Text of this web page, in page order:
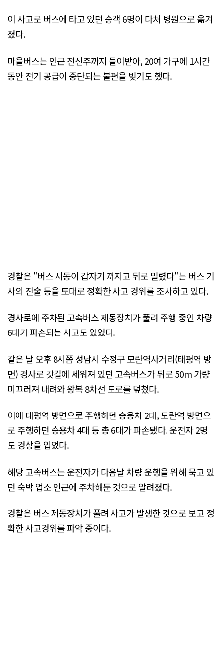
이 사고로 버스에 타고 있던 승객 6명이 다쳐 병원으로 옮겨
졌다.
마을버스는 인근 전신주까지 들이받아, 20여 가구에 1시간
동안 전기 공급이 중단되는 불편을 빚기도 했다.
경찰은 "버스 시동이 갑자기 꺼지고 뒤로 밀렸다"는 버스 기
사의 진술 등을 토대로 정확한 사고 경위를 조사하고 있다.
경사로에 주차된 고속버스 제동장치가 풀려 주행 중인 차량
6대가 파손되는 사고도 있었다.
같은 날 오후 8시쯤 성남시 수정구 모란역사거리(태평역 방
면) 경사로 갓길에 세워져 있던 고속버스가 뒤로 50m 가량
미끄러져 내려와 왕복 8차선 도로를 덮쳤다.
이에 태평역 방면으로 주행하던 승용차 2대, 모란역 방면으
로 주행하던 승용차 4대 등 총 6대가 파손됐다. 운전자 2명
도 경상을 입었다.
해당 고속버스는 운전자가 다음날 차량 운행을 위해 묵고 있
던 숙박 업소 인근에 주차해둔 것으로 알려졌다.
경찰은 버스 제동장치가 풀려 사고가 발생한 것으로 보고 정
확한 사고경위를 파악 중이다.